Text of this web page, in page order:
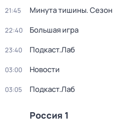
21:45 Минута тишины. Сезон
22:40 Большая игра
23:40 Подкаст.Лаб
03:00 Новости
03:05 Подкаст.Лаб
Россия 1